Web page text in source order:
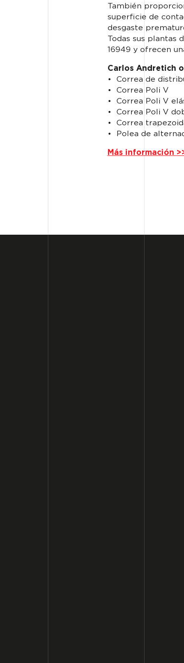
También
superficie de
desgaste
Todas sus plantas
16949 y ofrecen
Carlos Andretich
• Correa de
• Correa Poli V
• Correa Poli V
• Correa Poli V
• Correa
• Polea de
Más información